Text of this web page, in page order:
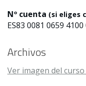
Nº cuenta (si eliges
ES83 0081 0659
Archivos
Ver imagen del curso